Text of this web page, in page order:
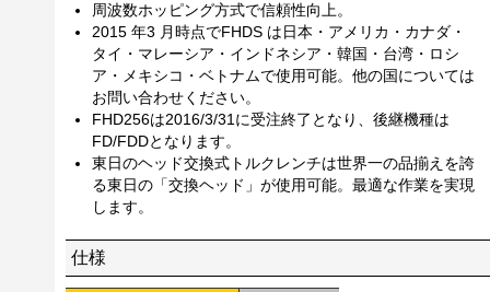
周波数ホッピング方式で信頼性向上。
2015 年3 月時点でFHDS は日本・アメリカ・カナダ・
タイ・マレーシア・インドネシア・韓国・台湾・ロシ
ア・メキシコ・ベトナムで使用可能。他の国については
お問い合わせください。
FHD256は2016/3/31に受注終了となり、後継機種は
FD/FDDとなります。
東日のヘッド交換式トルクレンチは世界一の品揃えを誇
る東日の「交換ヘッド」が使用可能。最適な作業を実現
します。
仕様